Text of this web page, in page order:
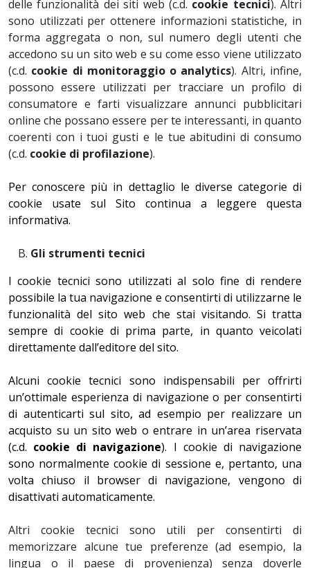
delle funzionalità dei siti web (c.d. cookie tecnici). Altri
sono utilizzati per ottenere informazioni statistiche, in
forma aggregata o non, sul numero degli utenti che
accedono su un sito web e su come esso viene utilizzato
(c.d. cookie di monitoraggio o analytics). Altri, infine,
possono essere utilizzati per tracciare un profilo di
consumatore e farti visualizzare annunci pubblicitari
online che possano essere per te interessanti, in quanto
coerenti con i tuoi gusti e le tue abitudini di consumo
(c.d. cookie di profilazione).
Per conoscere più in dettaglio le diverse categorie di
cookie usate sul Sito continua a leggere questa
informativa.
Gli strumenti tecnici
I cookie tecnici sono utilizzati al solo fine di rendere
possibile la tua navigazione e consentirti di utilizzarne le
funzionalità del sito web che stai visitando. Si tratta
sempre di cookie di prima parte, in quanto veicolati
direttamente dall’editore del sito.
Alcuni cookie tecnici sono indispensabili per offrirti
un’ottimale esperienza di navigazione o per consentirti
di autenticarti sul sito, ad esempio per realizzare un
acquisto su un sito web o entrare in un’area riservata
(c.d. cookie di navigazione). I cookie di navigazione
sono normalmente cookie di sessione e, pertanto, una
volta chiuso il browser di navigazione, vengono di
disattivati automaticamente.
Altri cookie tecnici sono utili per consentirti di
memorizzare alcune tue preferenze (ad esempio, la
lingua o il paese di provenienza) senza doverle